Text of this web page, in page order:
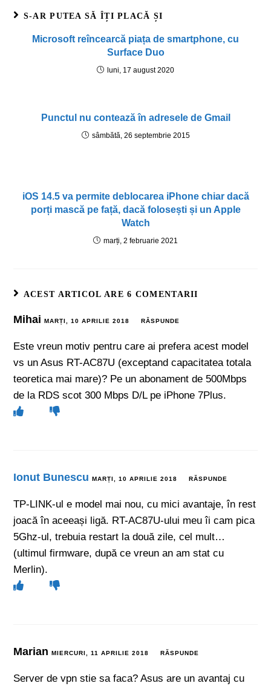
S-AR PUTEA SĂ ÎȚI PLACĂ ȘI
Microsoft reîncearcă piața de smartphone, cu
Surface Duo
luni, 17 august 2020
Punctul nu contează în adresele de Gmail
sâmbătă, 26 septembrie 2015
iOS 14.5 va permite deblocarea iPhone chiar dacă
porți mască pe față, dacă folosești și un Apple
Watch
marți, 2 februarie 2021
ACEST ARTICOL ARE 6 COMENTARII
MihaiMARȚI, 10 APRILIE 2018 RĂSPUNDE
Este vreun motiv pentru care ai prefera acest model
vs un Asus RT-AC87U (exceptand capacitatea totala
teoretica mai mare)? Pe un abonament de 500Mbps
de la RDS scot 300 Mbps D/L pe iPhone 7Plus.
Ionut Bunescu MARȚI, 10 APRILIE 2018 RĂSPUNDE
TP-LINK-ul e model mai nou, cu mici avantaje, în rest
joacă în aceeași ligă. RT-AC87U-ului meu îi cam pica
5Ghz-ul, trebuia restart la două zile, cel mult…
(ultimul firmware, după ce vreun an am stat cu
Merlin).
MarianMIERCURI, 11 APRILIE 2018 RĂSPUNDE
Server de vpn stie sa faca? Asus are un avantaj cu